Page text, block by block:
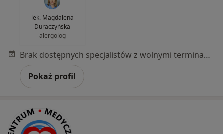
lek. Magdalena
Duraczyńska
alergolog
Brak dostępnych specjalistów z wolnymi terminami w tym centrum medycznym.
Pokaż profil